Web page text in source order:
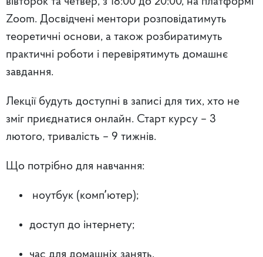
Zoom. Досвідчені ментори розповідатимуть
теоретичні основи, а також розбиратимуть
практичні роботи і перевірятимуть домашнє
завдання.
Лекції будуть доступні в записі для тих, хто не
зміг приєднатися онлайн. Старт курсу – 3
лютого, тривалість – 9 тижнів.
Що потрібно для навчання:
ноутбук (компʼютер);
доступ до інтернету;